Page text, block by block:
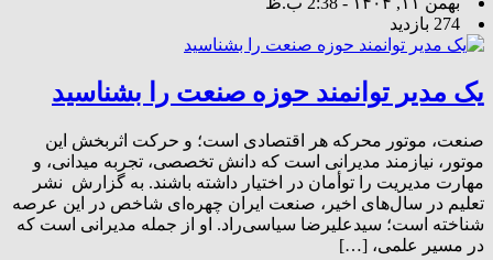
274 بازدید
یک مدیر توانمند حوزه صنعت را بشناسید
صنعت، موتور محرکه هر اقتصادی است؛ و حرکت اثربخش این
موتور، نیازمند مدیرانی است که دانش تخصصی، تجربه میدانی، و
مهارت مدیریت را توأمان در اختیار داشته باشند. به گزارش نشر
تعلیم در سال‌های اخیر، صنعت ایران چهره‌ای شاخص در این عرصه
شناخته است؛ سیدعلیرضا سیاسی‌راد. او از جمله مدیرانی است که
در مسیر علمی، […]